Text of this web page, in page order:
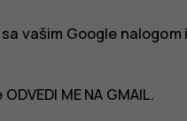
vašim Google nalogom
ODVEDI ME NA GMAIL.